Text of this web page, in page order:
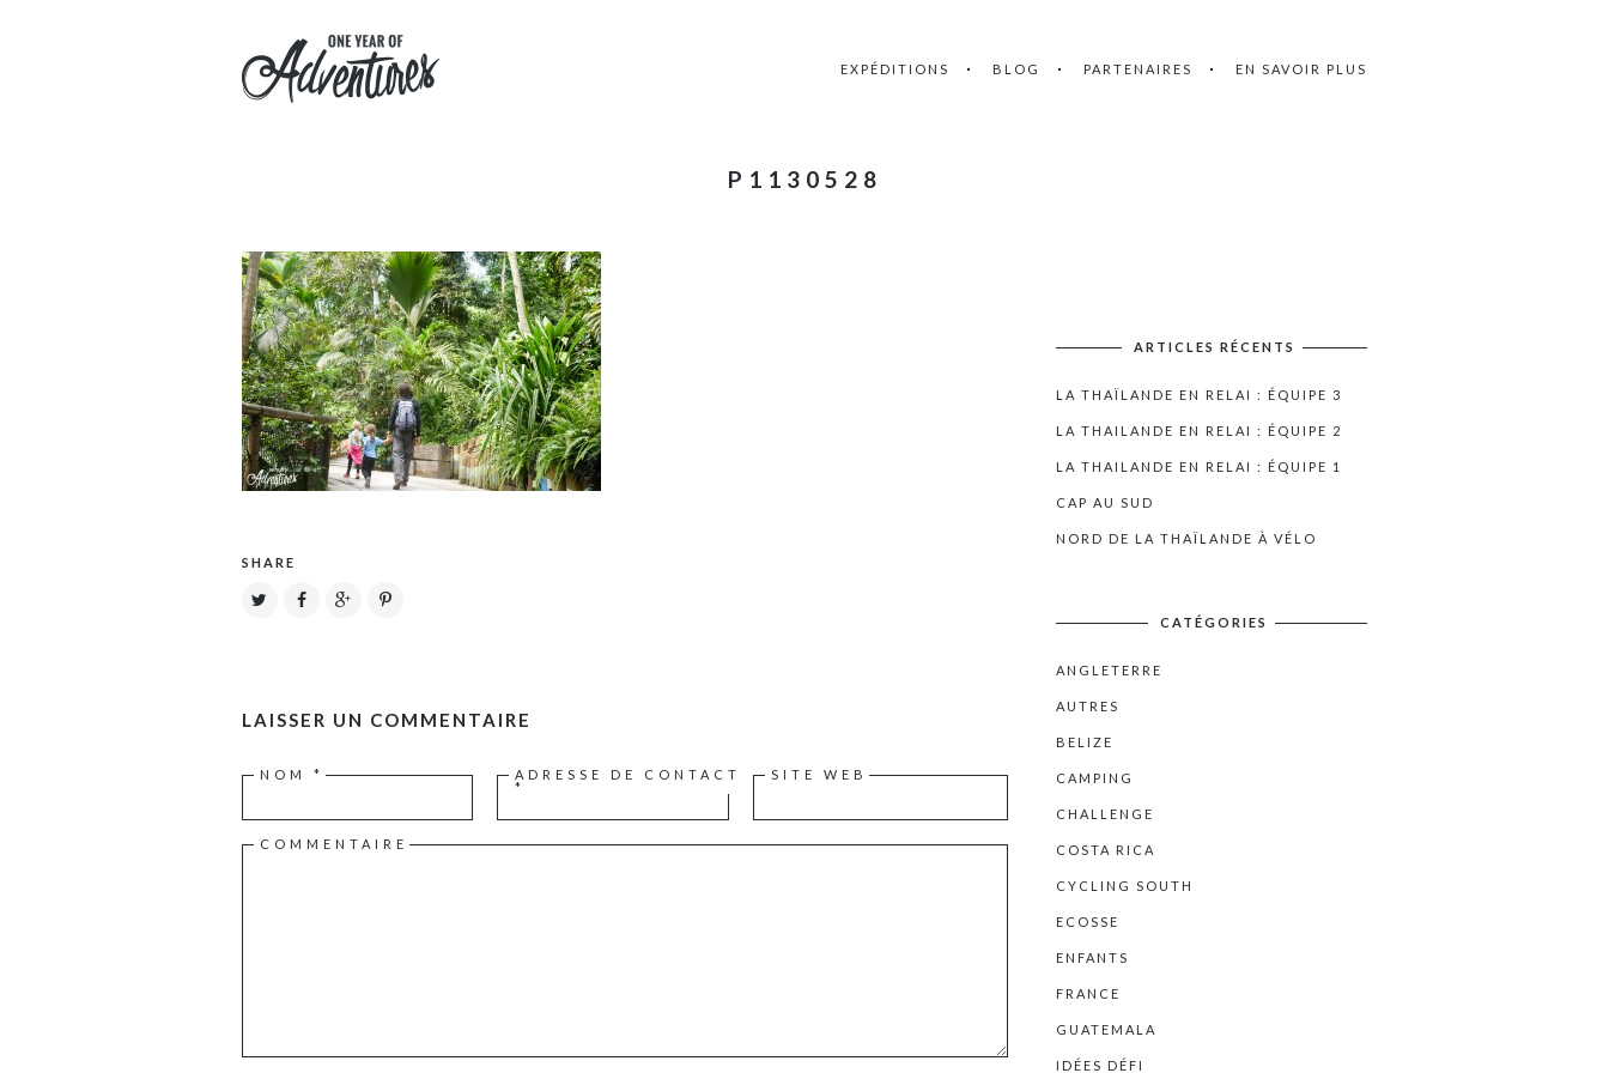
EXPÉDITIONS BLOG PARTENAIRES EN SAVOIR PLUS
P1130528
SHARE
LAISSER UN COMMENTAIRE
NOM *
ADRESSE DE CONTACT
*
SITE WEB
COMMENTAIRE
ARTICLES RÉCENTS
LA THAÏLANDE EN RELAI : ÉQUIPE 3
LA THAILANDE EN RELAI : ÉQUIPE 2
LA THAILANDE EN RELAI : ÉQUIPE 1
CAP AU SUD
NORD DE LA THAÏLANDE À VÉLO
CATÉGORIES
ANGLETERRE
AUTRES
BELIZE
CAMPING
CHALLENGE
COSTA RICA
CYCLING SOUTH
ECOSSE
ENFANTS
FRANCE
GUATEMALA
IDÉES DÉFI